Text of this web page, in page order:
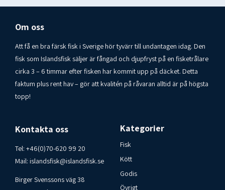
- varav sockerarter: 0,3 g
Fett: 34 g
Fiber: 3,8 g
Salt: 1,3 gFabrik nr IS A 063 Efta
Varan är fryst. Ca 1,5 kg. 3 st i påse. Förvaras fryst.
Ursprungsland: Island
Om oss
Att få en bra färsk fisk i Sverige hör tyvärr till undantagen idag. Den
fisk som Islandsfisk säljer är fångad och djupfryst på en fisketrålare
cirka 3 – 6 timmar efter fisken har kommit upp på däcket. Detta
faktum plus rent hav – gör att kvalitén på råvaran alltid är på högsta
topp!
Kontakta oss
Tel: +46(0)70-620 99 20
Mail: islandsfisk@islandsfisk.se
Birger Svenssons väg 38
Kategorier
Fisk
Kött
Godis
Övrigt